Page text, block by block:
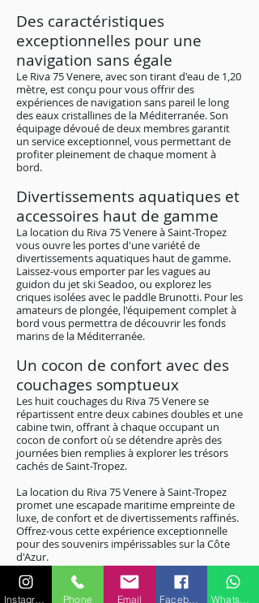
Des caractéristiques
exceptionnelles pour une
navigation sans égale
Le Riva 75 Venere, avec son tirant d'eau de 1,20
mètre, est conçu pour vous offrir des
expériences de navigation sans pareil le long
des eaux cristallines de la Méditerranée. Son
équipage dévoué de deux membres garantit
un service exceptionnel, vous permettant de
profiter pleinement de chaque moment à
bord.
Divertissements aquatiques et
accessoires haut de gamme
La location du Riva 75 Venere à Saint-Tropez
vous ouvre les portes d'une variété de
divertissements aquatiques haut de gamme.
Laissez-vous emporter par les vagues au
guidon du jet ski Seadoo, ou explorez les
criques isolées avec le paddle Brunotti. Pour les
amateurs de plongée, l'équipement complet à
bord vous permettra de découvrir les fonds
marins de la Méditerranée.
Un cocon de confort avec des
couchages somptueux
Les huit couchages du Riva 75 Venere se
répartissent entre deux cabines doubles et une
cabine twin, offrant à chaque occupant un
cocon de confort où se détendre après des
journées bien remplies à explorer les trésors
cachés de Saint-Tropez.
La location du Riva 75 Venere à Saint-Tropez
promet une escapade maritime empreinte de
luxe, de confort et de divertissements raffinés.
Offrez-vous cette expérience exceptionnelle
pour des souvenirs impérissables sur la Côte
d'Azur.
Pour plus de renseignements sur les
Phone Email